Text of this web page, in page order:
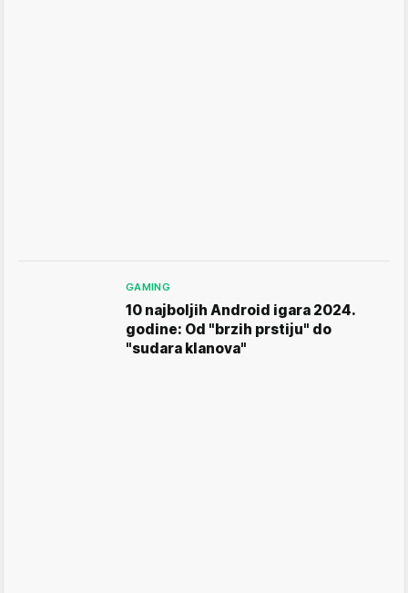
GAMING
10 najboljih Android igara 2024.
godine: Od "brzih prstiju" do
"sudara klanova"